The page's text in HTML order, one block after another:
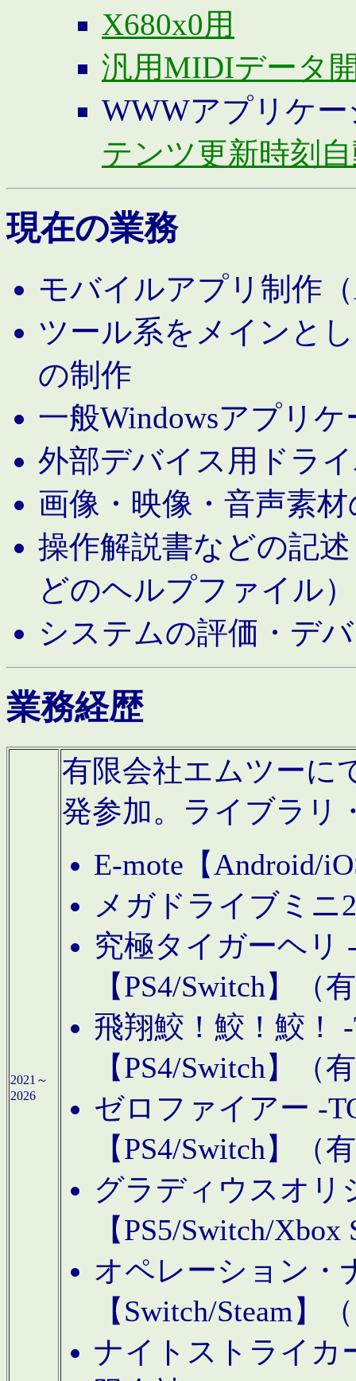
X680x0用
汎用MIDIデータ
WWWアプリケ
テンツ更新時刻
現在の業務
モバイルアプリ制作
ツール系をメインと
の制作
一般Windowsアプリ
外部デバイス用ドラ
画像・映像・音声素
操作解説書などの記
どのヘルプファイル）
システムの評価・デ
業務経歴
2021～
2026
有限会社エムツーに
発参加。ライブラリ
E-mote【Android/
メガドライブミニ
究極タイガーヘリ
【PS4/Switch】（
飛翔鮫！鮫！鮫！
【PS4/Switch】（
ゼロファイアー -
【PS4/Switch】（
グラディウスオリ
【PS5/Switch/
オペレーション・
【Switch/Steam】
ナイトストライカ